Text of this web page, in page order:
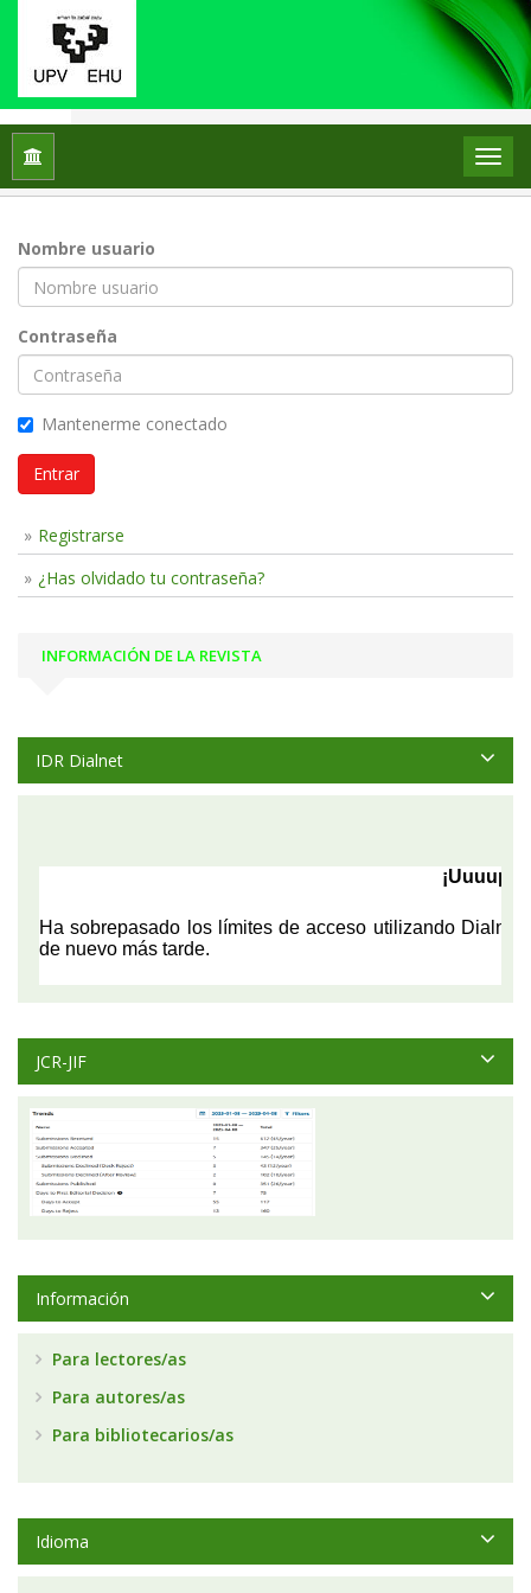
Inicio
Nombre usuario
Contraseña
Mantenerme conectado
Entrar
Registrarse
¿Has olvidado tu contraseña?
INFORMACIÓN DE LA REVISTA
IDR Dialnet
JCR-JIF
Información
Para lectores/as
Para autores/as
Para bibliotecarios/as
Idioma